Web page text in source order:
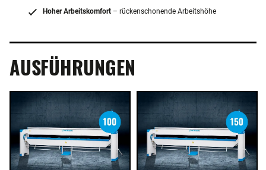
Hoher Arbeitskomfort – rückenschonende Arbeitshöhe
AUSFÜHRUNGEN